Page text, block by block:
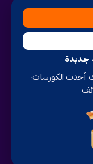
جديدة
أحدث الكورسات،